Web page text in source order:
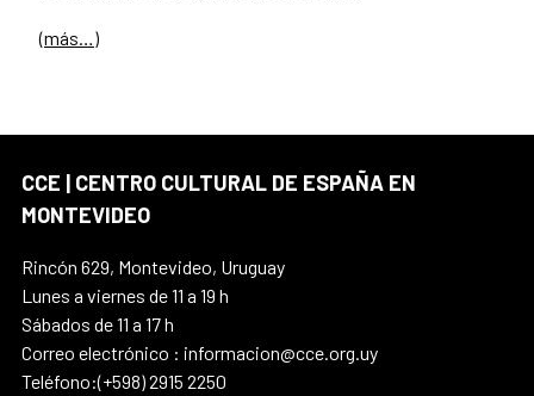
(más…)
CCE | CENTRO CULTURAL DE ESPAÑA EN
MONTEVIDEO
Rincón 629, Montevideo, Uruguay
Lunes a viernes de 11 a 19 h
Sábados de 11 a 17 h
Correo electrónico : informacion@cce.org.uy
Teléfono:(+598) 2915 2250